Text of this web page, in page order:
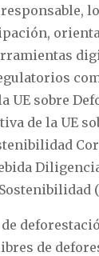
UE sobre
de la UE
de